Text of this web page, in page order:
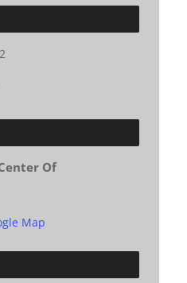
Of
Map